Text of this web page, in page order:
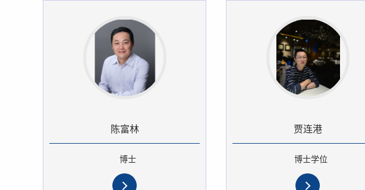
陈富林
博士
贾连港
博士学位